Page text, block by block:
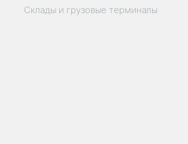
Склады и грузовые терминалы